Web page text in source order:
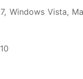
Windows Vista,